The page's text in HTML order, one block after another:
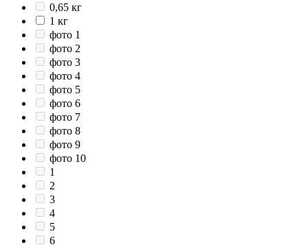
0,65 кг
1 кг
фото 1
фото 2
фото 3
фото 4
фото 5
фото 6
фото 7
фото 8
фото 9
фото 10
1
2
3
4
5
6